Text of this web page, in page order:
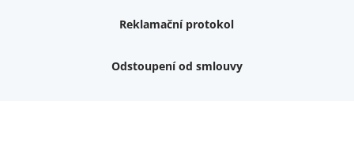
Reklamační protokol
Odstoupení od smlouvy